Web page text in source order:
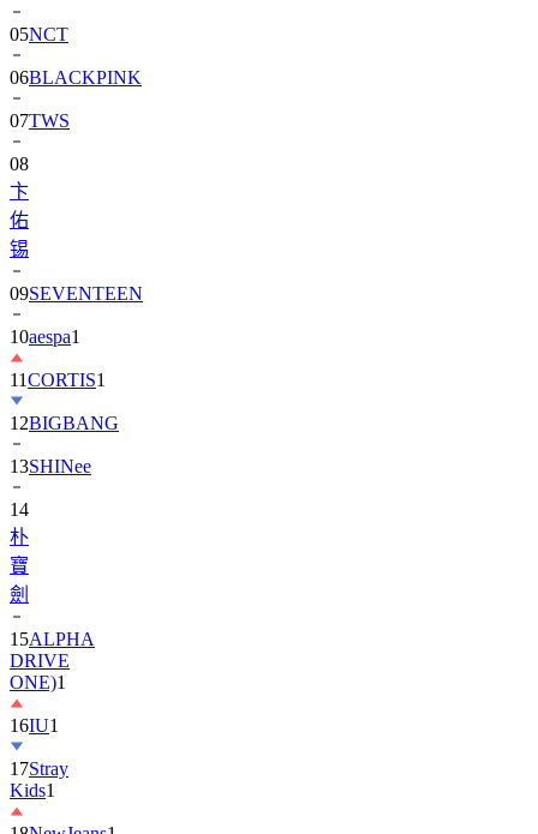
06BLACKPINK
07TWS
08
卞
佑
锡
09
10aespa1
11CORTIS
12BIGBANG
13SHINee
14
朴
寶
劍
15
DRIVE
ONE)1
16IU1
17Stray
Kids
18NewJeans